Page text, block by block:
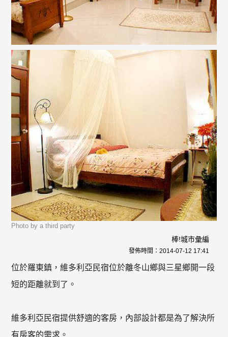
Photo by a third party
棒!城市彙編
發佈時間： 2014-07-12 17:41
位於羅東鎮，維多利亞民宿位於離冬山鄉與三星鄉開一段
短的距離就到了。
維多利亞民宿提供舒適的客房，內部設計都是為了解決所
有房客的需求。